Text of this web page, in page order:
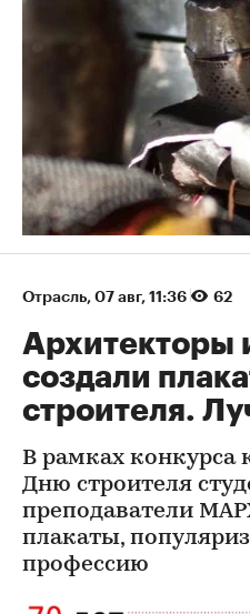
Отрасль 07 авг, 11:36 62
Архитекторы
создали
строителя.
В рамках конкурса
Дню строителя
преподаватели
плакаты,
профессию